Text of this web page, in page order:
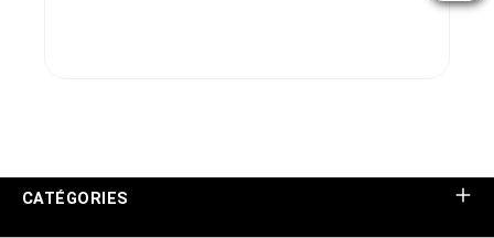
CATÉGORIES